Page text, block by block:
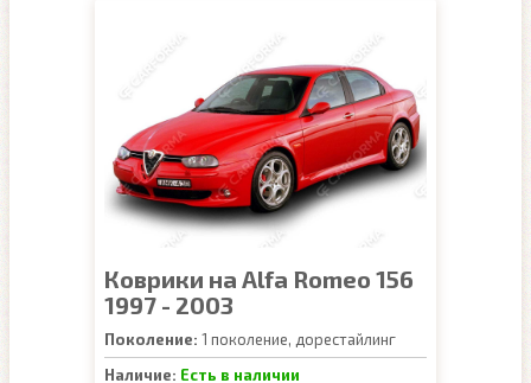
Коврики на Alfa Romeo 156
1997 - 2003
Поколение: 1 поколение, дорестайлинг
Наличие: Есть в наличии